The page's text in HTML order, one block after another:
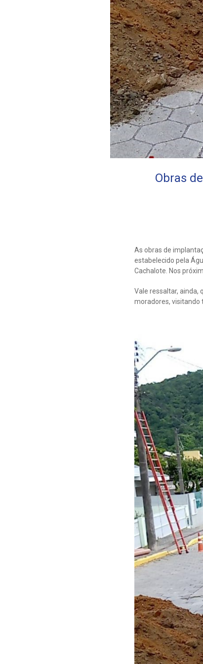
Obras
As obras de
estabelecido pela
Cachalote. Nos
Vale ressaltar, ainda,
moradores, visitando